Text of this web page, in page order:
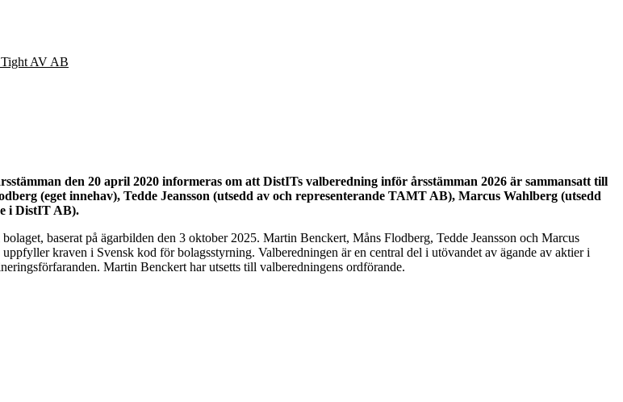
AV AB
den 20 april 2020 informeras om att DistITs valberedning inför årsstämman 2026 är sammansatt till
(eget innehav), Tedde Jeansson (utsedd av och representerande TAMT AB), Marcus Wahlberg (utsedd
i DistIT AB).
baserat på ägarbilden den 3 oktober 2025. Martin Benckert, Måns Flodberg, Tedde Jeansson och Marcus
kraven i Svensk kod för bolagsstyrning. Valberedningen är en central del i utövandet av ägande av aktier i
Martin Benckert har utsetts till valberedningens ordförande.